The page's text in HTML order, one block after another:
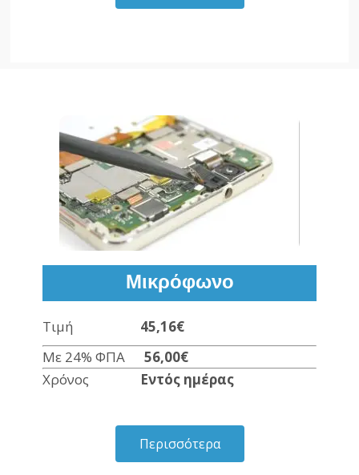
Μικρόφωνο
Τιμή
45,16€
Με 24% ΦΠΑ 56,00€
Χρόνος
Εντός ημέρας
Περισσότερα